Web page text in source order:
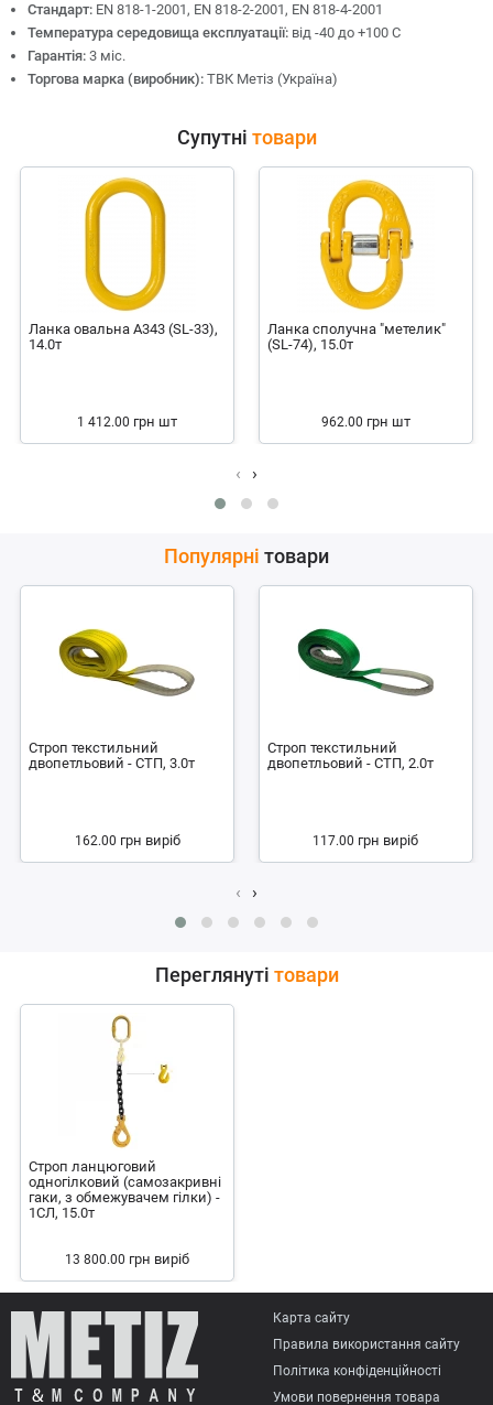
Стандарт: EN 818-1-2001, EN 818-2-2001, EN 818-4-2001
Температура середовища експлуатації: від -40 до +100 С
Гарантія: 3 міс.
Торгова марка (виробник): ТВК Метіз (Україна)
Супутні товари
Ланка овальна А343 (SL-33),
14.0т
1 412.00 грн шт
Ланка сполучна "метелик"
(SL-74), 15.0т
962.00 грн шт
‹ ›
Популярні товари
Строп текстильний
двопетльовий - СТП, 3.0т
162.00 грн виріб
Строп текстильний
двопетльовий - СТП, 2.0т
117.00 грн виріб
‹ ›
Переглянуті товари
Строп ланцюговий
одногілковий (самозакривні
гаки, з обмежувачем гілки) -
1СЛ, 15.0т
13 800.00 грн виріб
Карта сайту
Правила використання сайту
Політика конфіденційності
Умови повернення товарa